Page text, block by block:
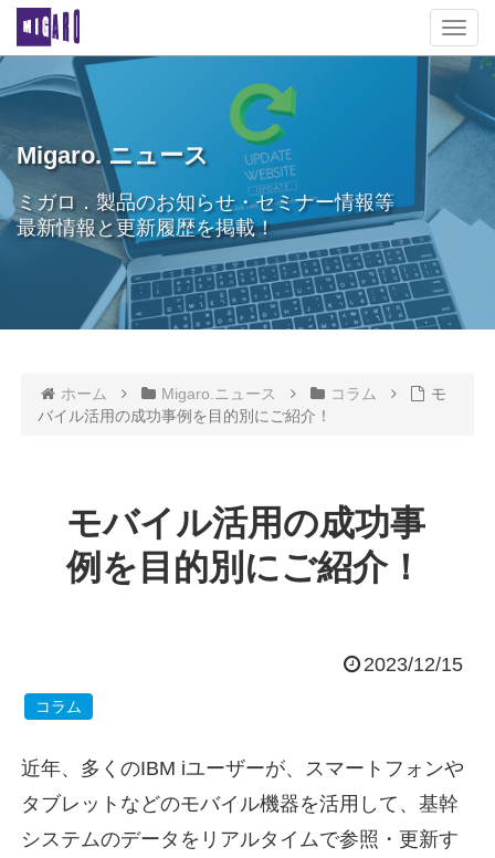
T
o
g
g
l
e
t
i
Migaro. ニュース
ミガロ．製品のお知らせ・セミナー情報等
最新情報と更新履歴を掲載！
ホーム Migaro.ニュース コラム
モ
バイル活用の成功事例を目的別にご紹介！
モバイル活用の成功事
例を目的別にご紹介！
2023/12/15
コラム
近年、多くのIBM iユーザーが、スマートフォンや
タブレットなどのモバイル機器を活用して、基幹
システムのデータをリアルタイムで参照・更新す